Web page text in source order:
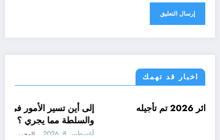
اخبار قد تهمك
إلى
أغسطس 8,
الحدث
المدرسي الجزائر 2026 تم تأجيله